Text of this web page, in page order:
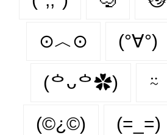
⊙︿⊙ (°∀°)
(ᅌᴗᅌ✿) ⍨
(©¿©) (=_=)